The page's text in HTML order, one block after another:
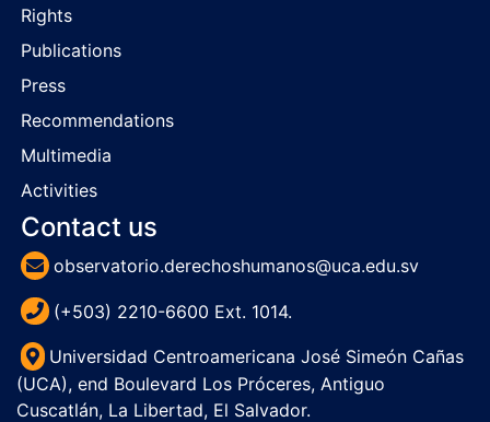
Rights
Publications
Press
Recommendations
Multimedia
Activities
Contact us
observatorio.derechoshumanos@uca.edu.sv
(+503) 2210-6600 Ext. 1014.
Universidad Centroamericana José Simeón Cañas
(UCA), end Boulevard Los Próceres, Antiguo
Cuscatlán, La Libertad, El Salvador.